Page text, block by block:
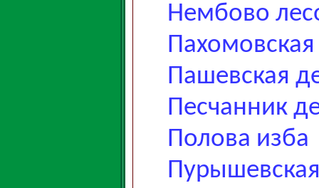
Нембово
Пашевская
Песчанник
Полова изба